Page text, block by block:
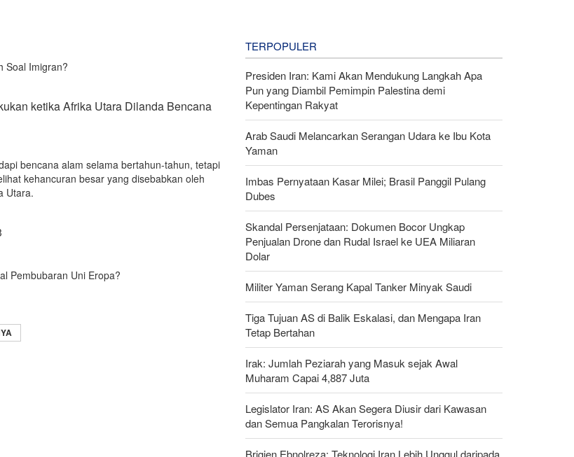
Soal Imigran?
ketika Afrika Utara Dilanda Bencana
bencana alam selama bertahun-tahun, tetapi
kehancuran besar yang disebabkan oleh
Utara.
Pembubaran Uni Eropa?
TERPOPULER
Presiden Iran: Kami Akan Mendukung Langkah Apa
Pun yang Diambil Pemimpin Palestina demi
Kepentingan Rakyat
Arab Saudi Melancarkan Serangan Udara ke Ibu Kota
Yaman
Imbas Pernyataan Kasar Milei; Brasil Panggil Pulang
Dubes
Skandal Persenjataan: Dokumen Bocor Ungkap
Penjualan Drone dan Rudal Israel ke UEA Miliaran
Dolar
Militer Yaman Serang Kapal Tanker Minyak Saudi
Tiga Tujuan AS di Balik Eskalasi, dan Mengapa Iran
Tetap Bertahan
Irak: Jumlah Peziarah yang Masuk sejak Awal
Muharam Capai 4,887 Juta
Legislator Iran: AS Akan Segera Diusir dari Kawasan
dan Semua Pangkalan Terorisnya!
Brigjen Ebnolreza: Teknologi Iran Lebih Unggul daripada